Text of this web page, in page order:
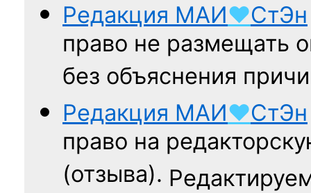
Редакция МАИ♥СтЭн
право не размещать
без объяснения
Редакция МАИ♥СтЭн
право на
(отзыва).